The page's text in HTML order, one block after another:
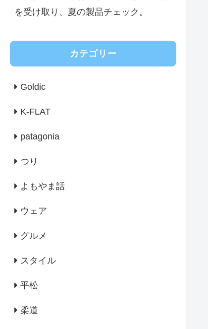
を受け取り、夏の製品チェック。
カテゴリー
Goldic
K-FLAT
patagonia
つり
よもやま話
ウェア
グルメ
スタイル
平松
柔道